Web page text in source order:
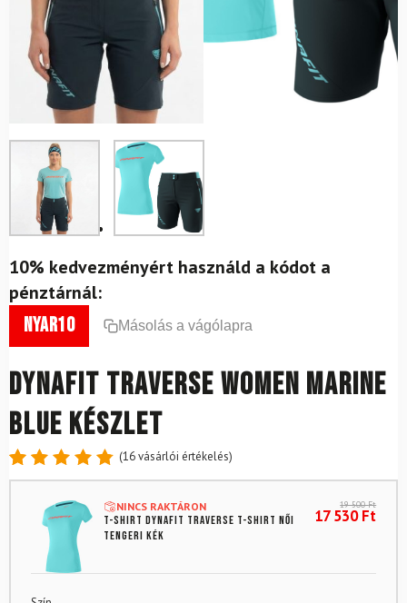
10% kedvezményért használd a kódot a
pénztárnál:
nyar10 Másolás a vágólapra
DYNAFIT Traverse Women Marine
Blue készlet
Értékelés
az
5-ből,
16
értékelés
alapján
(16vásárlói értékelés)
NINCS RAKTÁRON
T-shirt DYNAFIT Traverse T-shirt Női
tengeri kék
19 500Ft
17 530Ft